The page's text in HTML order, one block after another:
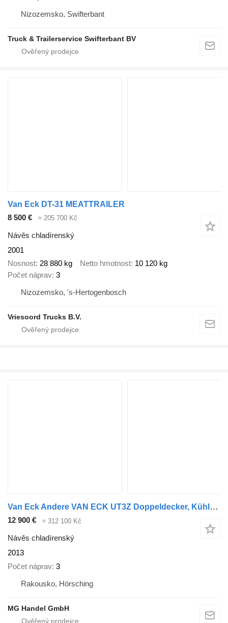
Nizozemsko, Swifterbant
Truck & Trailerservice Swifterbant BV
Van Eck DT-31 MEATTRAILER
8 500 €
≈ 205 700 Kč
Návěs chladírenský
2001
Nosnost 28 880 kg Netto hmotnost 10 120 kg
Počet náprav 3
Nizozemsko, 's-Hertogenbosch
Vriesoord Trucks B.V.
Van Eck Andere VAN ECK UT3Z Doppeldecker, Kühlkofferauflieger, Carrier V
12 900 € ≈ 312 100 Kč
Návěs chladírenský
2013
Počet náprav 3
Rakousko, Hörsching
MG Handel GmbH